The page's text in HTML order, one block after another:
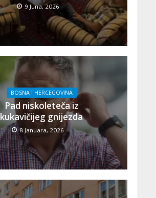
9 Juna, 2026
BOSNA I HERCEGOVINA
Pad niskoleteča iz
kukavičijeg gnijezda
8 Januara, 2026